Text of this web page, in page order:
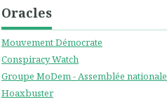
Oracles
Mouvement Démocrate
Conspiracy Watch
Groupe MoDem - Assemblée nationale
Hoaxbuster